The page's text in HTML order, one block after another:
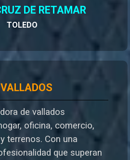
DE RETAMAR
TOLEDO
de vallados
oficina, comercio,
terrenos. Con una
que superan